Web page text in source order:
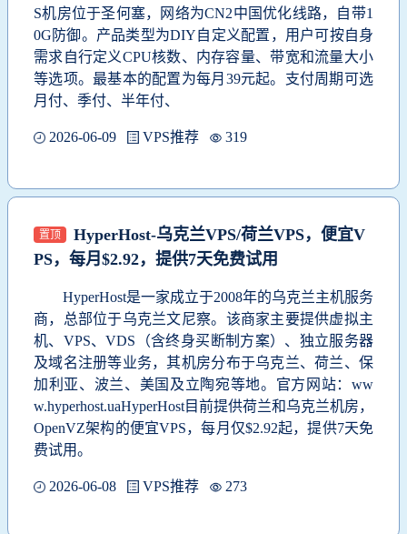
S机房位于圣何塞，网络为CN2中国优化线路，自带1
0G防御。产品类型为DIY自定义配置，用户可按自身
需求自行定义CPU核数、内存容量、带宽和流量大小
等选项。最基本的配置为每月39元起。支付周期可选
月付、季付、半年付、
2026-06-09 VPS推荐 319
置顶
HyperHost-乌克兰VPS/荷兰VPS，便宜V
PS，每月$2.92，提供7天免费试用
HyperHost是一家成立于2008年的乌克兰主机服务
商，总部位于乌克兰文尼察。该商家主要提供虚拟主
机、VPS、VDS（含终身买断制方案）、独立服务器
及域名注册等业务，其机房分布于乌克兰、荷兰、保
加利亚、波兰、美国及立陶宛等地。官方网站：ww
w.hyperhost.uaHyperHost目前提供荷兰和乌克兰机房，
OpenVZ架构的便宜VPS，每月仅$2.92起，提供7天免
费试用。
2026-06-08 VPS推荐 273